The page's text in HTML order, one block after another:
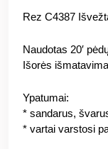
Rez C4387
Naudotas 20′
Išorės
Ypatumai:
* sandarus,
* vartai varstosi